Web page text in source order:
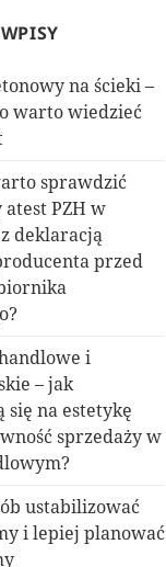
na ścieki –
warto wiedzieć
sprawdzić
PZH w
deklaracją
przed
i
– jak
się na estetykę
sprzedaży w
ustabilizować
i lepiej planować